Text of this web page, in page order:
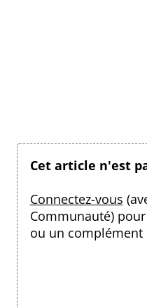
Cet article n'est
Connectez-vous
Communauté)
ou un complément